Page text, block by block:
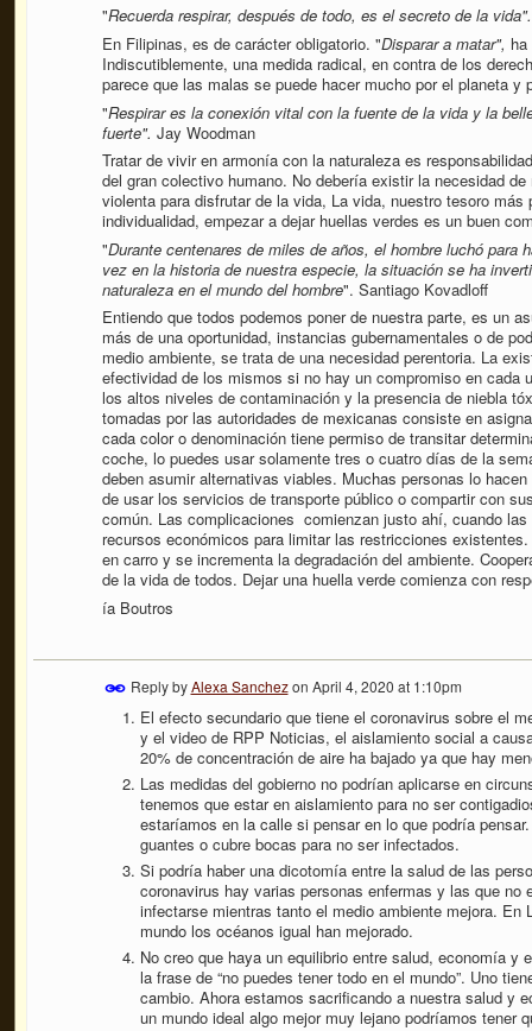
"Recuerda respirar, después de todo, es el secreto de la vida".
En Filipinas, es de carácter obligatorio. "Disparar a matar",
Indiscutiblemente, una medida radical, en contra de los
parece que las malas se puede hacer mucho por el planeta y
"Respirar es la conexión vital con la fuente de la vida y la
fuerte". Jay Woodman
Tratar de vivir en armonía con la naturaleza es
del gran colectivo humano. No debería existir la necesidad
violenta para disfrutar de la vida, La vida, nuestro tesoro más
individualidad, empezar a dejar huellas verdes es un buen
"Durante centenares de miles de años, el hombre luchó para
vez en la historia de nuestra especie, la situación se ha
naturaleza en el mundo del hombre". Santiago Kovadloff
Entiendo que todos podemos poner de nuestra parte, es un
más de una oportunidad, instancias gubernamentales o de
medio ambiente, se trata de una necesidad perentoria. La
efectividad de los mismos si no hay un compromiso en cada
los altos niveles de contaminación y la presencia de niebla
tomadas por las autoridades de mexicanas consiste en
cada color o denominación tiene permiso de transitar
coche, lo puedes usar solamente tres o cuatro días de la
deben asumir alternativas viables. Muchas personas lo
de usar los servicios de transporte público o compartir con
común. Las complicaciones comienzan justo ahí, cuando
recursos económicos para limitar las restricciones
en carro y se incrementa la degradación del ambiente.
de la vida de todos. Dejar una huella verde comienza con
ía Boutros
Reply byAlexa Sanchezon April 4, 2020 at 1:10pm
El efecto secundario que tiene el coronavirus sobre el
y el video de RPP Noticias, el aislamiento social a
20% de concentración de aire ha bajado ya que hay
Las medidas del gobierno no podrían aplicarse en
tenemos que estar en aislamiento para no ser
estaríamos en la calle si pensar en lo que podría
guantes o cubre bocas para no ser infectados.
Si podría haber una dicotomía entre la salud de las
coronavirus hay varias personas enfermas y las que no
infectarse mientras tanto el medio ambiente mejora.
mundo los océanos igual han mejorado.
No creo que haya un equilibrio entre salud, economía
la frase de “no puedes tener todo en el mundo”. Uno
cambio. Ahora estamos sacrificando a nuestra salud y
un mundo ideal algo mejor muy lejano podríamos tener